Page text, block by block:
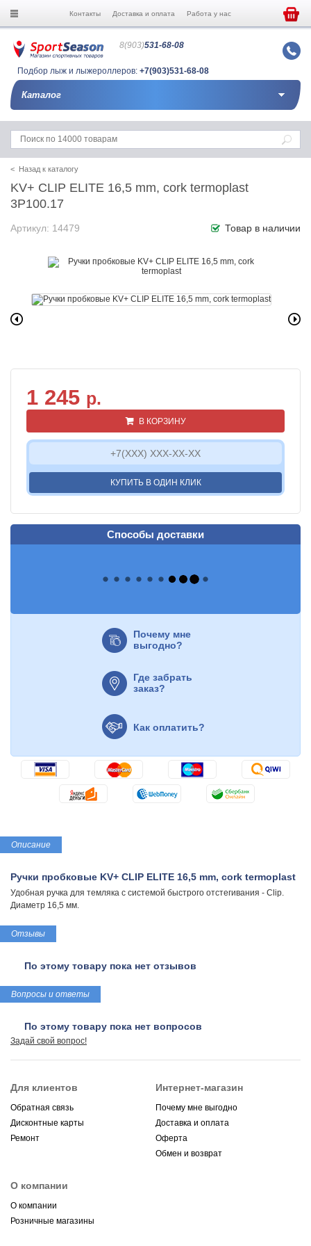
Контакты Доставка и оплата Работа у нас
8(903)531-68-08
Подбор лыж и лыжероллеров: +7(903)531-68-08
Каталог
< Назад к каталогу
KV+ CLIP ELITE 16,5 mm, cork termoplast
3P100.17
Артикул: 14479 Товар в наличии
1 245 р.
В КОРЗИНУ
КУПИТЬ В ОДИН КЛИК
Способы доставки
Почему мне
выгодно?
Где забрать
заказ?
Как оплатить?
Описание
Ручки пробковые KV+ CLIP ELITE 16,5 mm, cork termoplast
Удобная ручка для темляка с системой быстрого отстегивания - Clip.
Диаметр 16,5 мм.
Отзывы
По этому товару пока нет отзывов
Вопросы и ответы
По этому товару пока нет вопросов
Задай свой вопрос!
Для клиентов
Обратная связь
Дисконтные карты
Ремонт
Интернет-магазин
Почему мне выгодно
Доставка и оплата
Оферта
Обмен и возврат
О компании
О компании
Розничные магазины